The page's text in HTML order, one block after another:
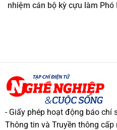
nhiệm cán bộ kỳ cựu làm Phó
- Giấy phép hoạt động báo chí
Thông tin và Truyền thông